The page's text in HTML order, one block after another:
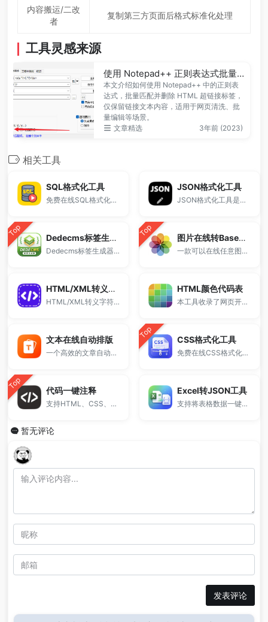
内容搬运/二改
者
复制第三方页面后格式标准化处理
工具灵感来源
使用 Notepad++ 正则表达式批量移除超链接标签（保留链接文本）
本文介绍如何使用 Notepad++ 中的正则表
达式，批量匹配并删除 HTML 超链接标签，
仅保留链接文本内容，适用于网页清洗、批
量编辑等场景。
文章精选
3年前 (2023)
相关工具
SQL格式化工具
免费在线SQL格式化工具，支持SQL语句美化、压缩、换行缩进及关键字大小写转换。
JSON格式化工具
JSON格式化工具是一款强大的在线JSON处理工具，支持JSON解析、美化、压缩、校验、转义以及Unicode转中文等功能。
Top Dedecms标签生成器
Dedecms标签生成器支持生成常用Dede调用标签，包括arclist、channel等标签代码，提供标签大全与参数配置，适用于织梦CMS模板开发与标签调用学习。
Top 图片在线转Base64编码
一款可以在线任意图片格式转Base64 DataUrl编码工具
HTML/XML转义字符对照表
HTML/XML转义字符对照表包含符号、数学符号、希腊字母、重要的国际标志、ISO 8859-1 (Latin-1)字符集、特殊符号等。
HTML颜色代码表
本工具收录了网页开发中常用的HTML十六进制颜色代码
文本在线自动排版
一个高效的文章自动排版工具
Top CSS格式化工具
免费在线CSS格式化工具，支持CSS代码美化、压缩和一键整理结构。
Top 代码一键注释
支持HTML、CSS、PHP等多种语言代码批量注释处理，一键生成标准注释格式，无需下载安装，支持快速复制与批量操作，适合开发者提高代码整理效率。
Excel转JSON工具
支持将表格数据一键转换为JSON格式，适用于前端开发、接口调试和数据处理。
暂无评论
发表评论